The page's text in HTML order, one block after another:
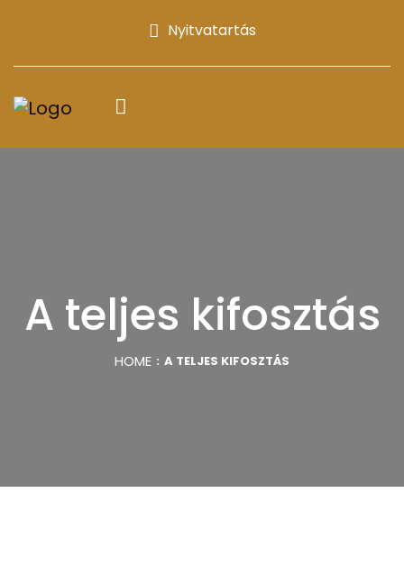
Nyitvatartás
A teljes kifosztás
HOME A TELJES KIFOSZTÁS